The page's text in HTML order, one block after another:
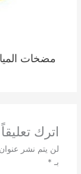
مضخات
اترك تعليقاً
لن يتم نشر
بـ *